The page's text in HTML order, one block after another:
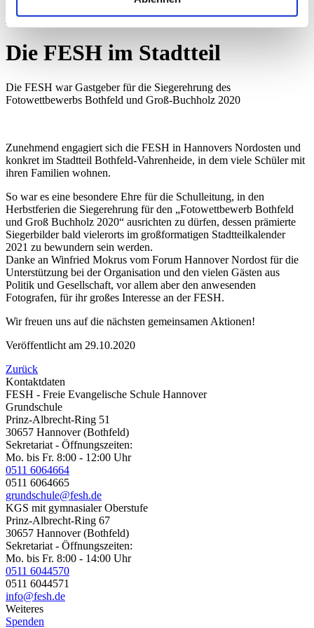
Vertretungsplan
Die FESH im Stadtteil
Die FESH war Gastgeber für die Siegerehrung des
Fotowettbewerbs Bothfeld und Groß-Buchholz 2020
Zunehmend engagiert sich die FESH in Hannovers Nordosten und
konkret im Stadtteil Bothfeld-Vahrenheide, in dem viele Schüler mit
ihren Familien wohnen.
So war es eine besondere Ehre für die Schulleitung, in den
Herbstferien die Siegerehrung für den „Fotowettbewerb Bothfeld
und Groß Buchholz 2020“ ausrichten zu dürfen, dessen prämierte
Siegerbilder bald vielerorts im großformatigen Stadtteilkalender
2021 zu bewundern sein werden.
Danke an Winfried Mokrus vom Forum Hannover Nordost für die
Unterstützung bei der Organisation und den vielen Gästen aus
Politik und Gesellschaft, vor allem aber den anwesenden
Fotografen, für ihr großes Interesse an der FESH.
Wir freuen uns auf die nächsten gemeinsamen Aktionen!
Veröffentlicht am 29.10.2020
Zurück
Kontaktdaten
FESH - Freie Evangelische Schule Hannover
Grundschule
Prinz-Albrecht-Ring 51
30657 Hannover (Bothfeld)
Sekretariat - Öffnungszeiten:
Mo. bis Fr. 8:00 - 12:00 Uhr
0511 6064664
0511 6064665
grundschule@fesh.de
KGS mit gymnasialer Oberstufe
Prinz-Albrecht-Ring 67
30657 Hannover (Bothfeld)
Sekretariat - Öffnungszeiten:
Mo. bis Fr. 8:00 - 14:00 Uhr
0511 6044570
0511 6044571
info@fesh.de
Weiteres
Spenden